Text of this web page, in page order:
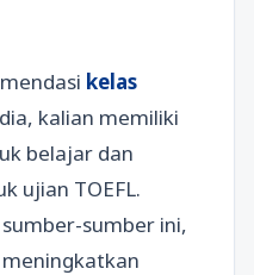
kelas
kalian memiliki
belajar dan
ujian TOEFL.
sumber ini,